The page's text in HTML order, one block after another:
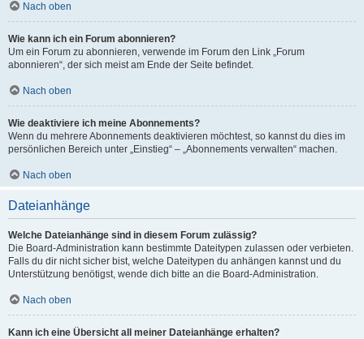
Nach oben
Wie kann ich ein Forum abonnieren?
Um ein Forum zu abonnieren, verwende im Forum den Link „Forum
abonnieren“, der sich meist am Ende der Seite befindet.
Nach oben
Wie deaktiviere ich meine Abonnements?
Wenn du mehrere Abonnements deaktivieren möchtest, so kannst du dies im
persönlichen Bereich unter „Einstieg“ – „Abonnements verwalten“ machen.
Nach oben
Dateianhänge
Welche Dateianhänge sind in diesem Forum zulässig?
Die Board-Administration kann bestimmte Dateitypen zulassen oder verbieten.
Falls du dir nicht sicher bist, welche Dateitypen du anhängen kannst und du
Unterstützung benötigst, wende dich bitte an die Board-Administration.
Nach oben
Kann ich eine Übersicht all meiner Dateianhänge erhalten?